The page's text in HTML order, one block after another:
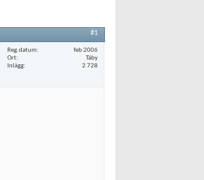
#1
Reg.datum
feb 2006
Ort
Täby
Inlägg
2 728